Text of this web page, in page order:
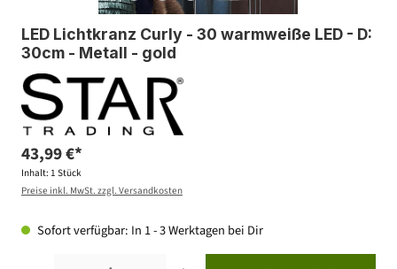
LED Lichtkranz Curly - 30 warmweiße LED - D:
30cm - Metall - gold
43,99 €*
Inhalt: 1 Stück
Preise inkl. MwSt. zzgl. Versandkosten
Sofort verfügbar: In 1 - 3 Werktagen bei Dir